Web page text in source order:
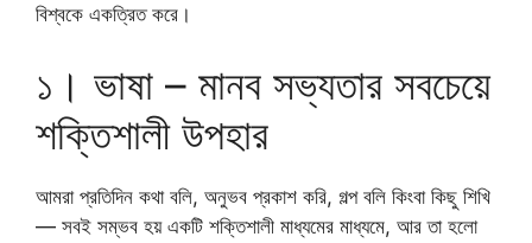
বিশ্বকে একত্রিত করে।
১। ভাষা – মানব সভ্যতার সবচেয়ে
শক্তিশালী উপহার
আমরা প্রতিদিন কথা বলি, অনুভব প্রকাশ করি, গল্প বলি কিংবা কিছু শিখি
— সবই সম্ভব হয় একটি শক্তিশালী মাধ্যমের মাধ্যমে, আর তা হলো